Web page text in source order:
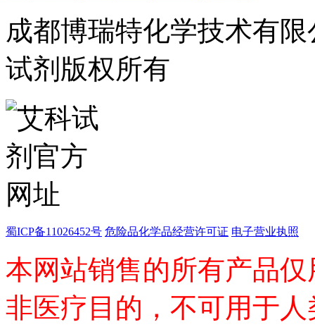
生物材料
金属和陶瓷科学
微米/纳米电子材
料
纳米材料
高分子科学
分析试剂
基准试剂
对照品
指示剂
染料中间体
染色剂
色谱试剂
医药中间体
天然产物
生物/化学试剂
核酸
成都博瑞特化学技术有
试剂版权所有
蜀ICP备11026452号 危险品化学品经营许可证 电子营业执照
本网站销售的所有产品
非医疗目的，不可用于